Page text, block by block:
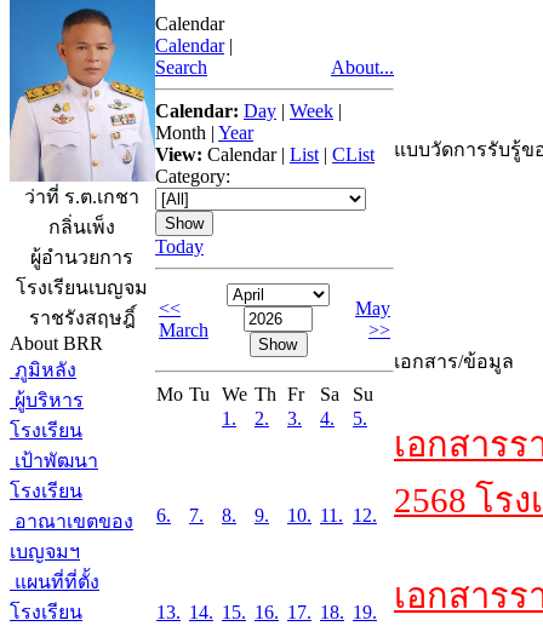
ว่าที่ ร.ต.เกชา
กลิ่นเพ็ง
ผู้อำนวยการ
โรงเรียนเบญจม
ราชรังสฤษฎิ์
About BRR
ภูมิหลัง
ผู้บริหาร
โรงเรียน
เป้าพัฒนา
โรงเรียน
อาณาเขตของ
เบญจมฯ
แผนที่ที่ตั้ง
โรงเรียน
Calendar
Calendar |
Search
About...
Calendar: Day | Week |
Month | Year
View: Calendar| List | CList
Category:
Today
<<
March
May
>>
Mo Tu We Th Fr Sa
Su
1.
2. 3. 4. 5.
6. 7. 8. 9. 10. 11. 12.
13. 14. 15. 16. 17. 18. 19.
แบบวัดการรับรู้ข
เอกสาร/ข้อมูล
เอกสาร
2568 โร
เอกสาร